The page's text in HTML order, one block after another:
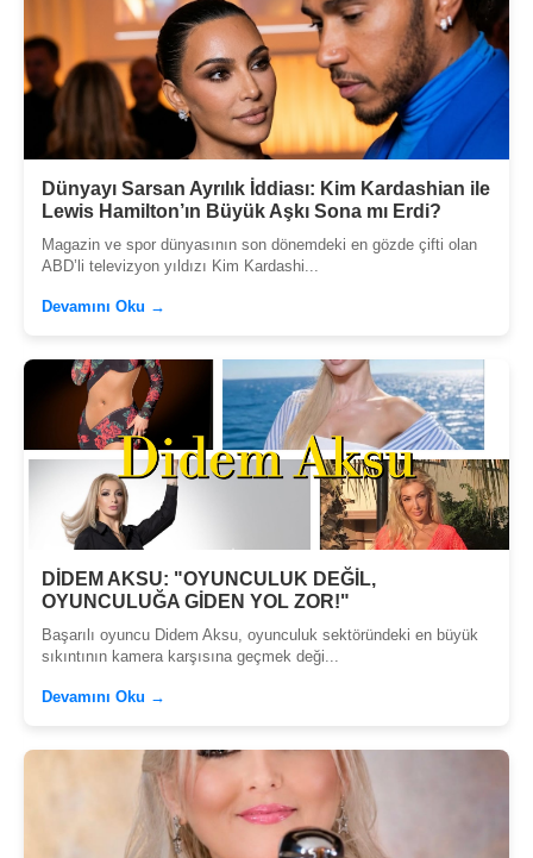
Dünyayı Sarsan Ayrılık İddiası: Kim Kardashian ile
Lewis Hamilton’ın Büyük Aşkı Sona mı Erdi?
Magazin ve spor dünyasının son dönemdeki en gözde çifti olan
ABD’li televizyon yıldızı Kim Kardashi...
Devamını Oku →
DİDEM AKSU: "OYUNCULUK DEĞİL,
OYUNCULUĞA GİDEN YOL ZOR!"
Başarılı oyuncu Didem Aksu, oyunculuk sektöründeki en büyük
sıkıntının kamera karşısına geçmek deği...
Devamını Oku →